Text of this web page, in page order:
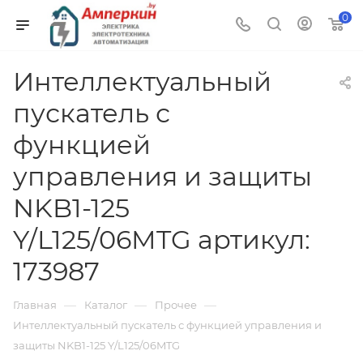
0
Интеллектуальный
пускатель с
функцией
управления и защиты
NKB1-125
Y/L125/06MTG артикул:
173987
Главная — Каталог — Прочее —
Интеллектуальный пускатель с функцией управления и
защиты NKB1-125 Y/L125/06MTG